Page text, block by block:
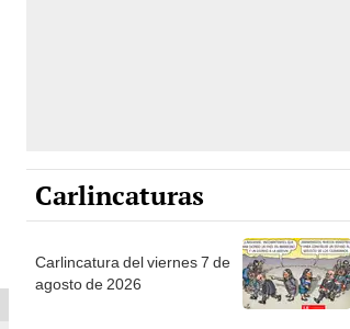
Carlincaturas
Carlincatura del viernes 7 de
agosto de 2026